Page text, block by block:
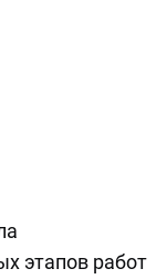
этапов работ